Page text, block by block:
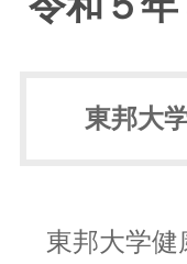
東邦大
東邦大学健